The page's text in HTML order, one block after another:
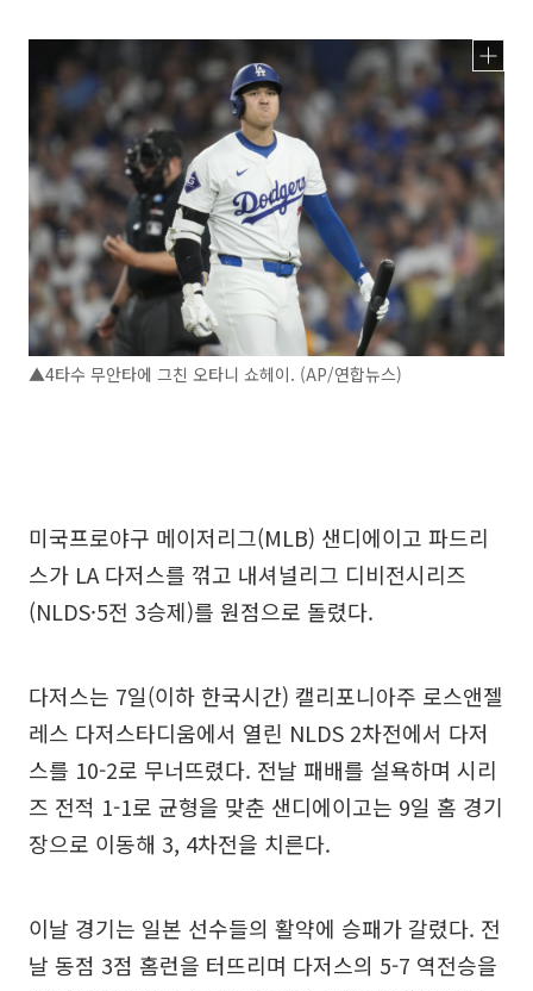
▲4타수 무안타에 그친 오타니 쇼헤이. (AP/연합뉴스)
미국프로야구 메이저리그(MLB) 샌디에이고 파드리
스가 LA 다저스를 꺾고 내셔널리그 디비전시리즈
(NLDS·5전 3승제)를 원점으로 돌렸다.
다저스는 7일(이하 한국시간) 캘리포니아주 로스앤젤
레스 다저스타디움에서 열린 NLDS 2차전에서 다저
스를 10-2로 무너뜨렸다. 전날 패배를 설욕하며 시리
즈 전적 1-1로 균형을 맞춘 샌디에이고는 9일 홈 경기
장으로 이동해 3, 4차전을 치른다.
이날 경기는 일본 선수들의 활약에 승패가 갈렸다. 전
날 동점 3점 홈런을 터뜨리며 다저스의 5-7 역전승을